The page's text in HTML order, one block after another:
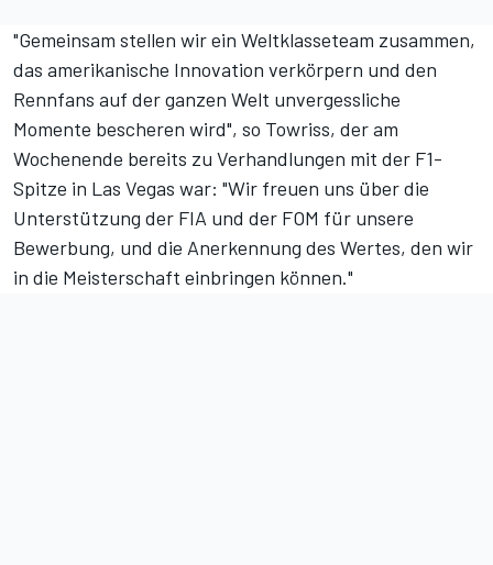
"Gemeinsam stellen wir ein Weltklasseteam zusammen,
das amerikanische Innovation verkörpern und den
Rennfans auf der ganzen Welt unvergessliche
Momente bescheren wird", so Towriss, der am
Wochenende bereits zu Verhandlungen mit der F1-
Spitze in Las Vegas war: "Wir freuen uns über die
Unterstützung der FIA und der FOM für unsere
Bewerbung, und die Anerkennung des Wertes, den wir
in die Meisterschaft einbringen können."